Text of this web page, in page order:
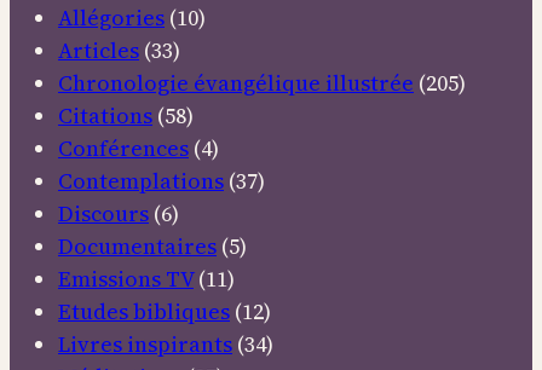
Allégories (10)
Articles (33)
Chronologie évangélique illustrée (205)
Citations (58)
Conférences (4)
Contemplations (37)
Discours (6)
Documentaires (5)
Emissions TV(11)
Etudes bibliques (12)
Livres inspirants (34)